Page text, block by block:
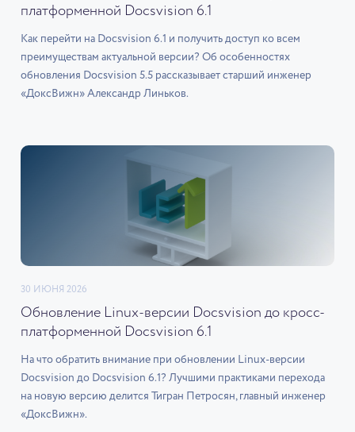
платформенной Docsvision 6.1
Как перейти на Docsvision 6.1 и получить доступ ко всем
преимуществам актуальной версии? Об особенностях
обновления Docsvision 5.5 рассказывает старший инженер
«ДоксВижн» Александр Линьков.
30 ИЮНЯ 2026
Обновление Linux-версии Docsvision до кросс-
платформенной Docsvision 6.1
На что обратить внимание при обновлении Linux-версии
Docsvision до Docsvision 6.1? Лучшими практиками перехода
на новую версию делится Тигран Петросян, главный инженер
«ДоксВижн».